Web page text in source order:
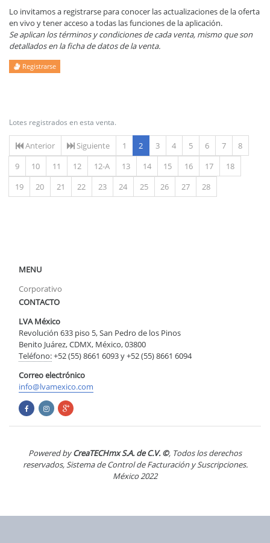
Lo invitamos a registrarse para conocer las actualizaciones de la oferta
en vivo y tener acceso a todas las funciones de la aplicación.
Se aplican los términos y condiciones de cada venta, mismo que son
detallados en la ficha de datos de la venta.
Registrarse
Lotes registrados en esta venta.
Anterior Siguiente 1 2(actual)
3 4 5 6 7
8
9
10 11 12 12-A 13 14 15 16 17
18
19
20 21 22 23 24 25 26 27 28
MENU
Corporativo
CONTACTO
LVA México
Revolución 633 piso 5, San Pedro de los Pinos
Benito Juárez, CDMX, México, 03800
Teléfono:+52 (55) 8661 6093 y +52 (55) 8661 6094
Correo electrónico
info@lvamexico.com
Powered byCreaTECHmx S.A. de C.V. ©, Todos los derechos
reservados, Sistema de Control de Facturación y Suscripciones.
México 2022